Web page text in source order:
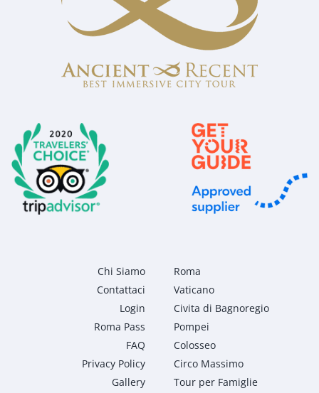
Chi Siamo
Contattaci
Login
Roma Pass
FAQ
Privacy Policy
Gallery
Roma
Vaticano
Civita di Bagnoregio
Pompei
Colosseo
Circo Massimo
Tour per Famiglie